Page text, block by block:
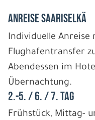
ANREISE SAARISELKÄ
Individuelle Anreise
Flughafentransfer
Abendessen im
Übernachtung.
2.-5. / 6. / 7. TAG
Frühstück, Mittag-